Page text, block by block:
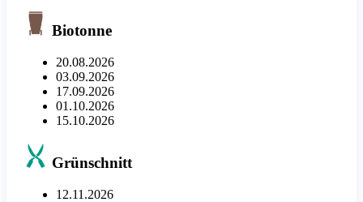
Biotonne
20.08.2026
03.09.2026
17.09.2026
01.10.2026
15.10.2026
Grünschnitt
12.11.2026